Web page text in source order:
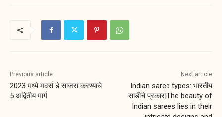
Previous article
2023 मध्ये मदर्स डे साजरा करण्याचे
5 अद्वितीय मार्ग
Next article
Indian saree types: भारतीय
साडीचे प्रकार|The beauty of
Indian sarees lies in their